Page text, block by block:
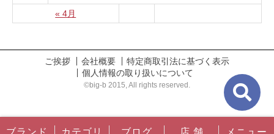
ブランド カテゴリ ブログ 店 舗 メニュー
« 4月
ご挨拶 会社概要
特定商取引法に基づく表示
個人情報の取り扱いについて
©big-b 2015, All rights reserved.